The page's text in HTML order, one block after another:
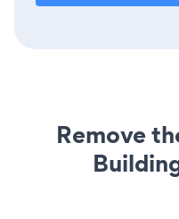
Remove